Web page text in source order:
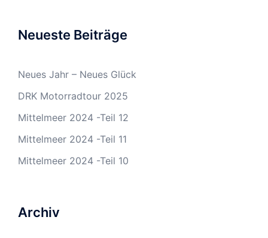
Neueste Beiträge
Neues Jahr – Neues Glück
DRK Motorradtour 2025
Mittelmeer 2024 -Teil 12
Mittelmeer 2024 -Teil 11
Mittelmeer 2024 -Teil 10
Archiv